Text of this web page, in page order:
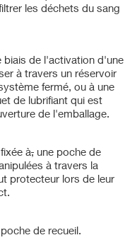
les déchets du sang
biais de l'activation d'une
à travers un réservoir
fermé, ou à une
de lubrifiant qui est
de l'emballage.
à, une poche de
à travers la
protecteur lors de leur
de recueil.